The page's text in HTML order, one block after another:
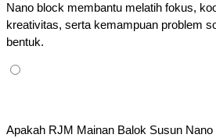
Nano block membantu melatih fokus,
kreativitas, serta kemampuan problem
bentuk.
Apakah RJM Mainan Balok Susun